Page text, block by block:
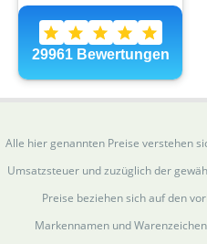
Alle hier genannten Preise verstehen
Umsatzsteuer und zuzüglich der
Preise beziehen sich auf den
Markennamen und